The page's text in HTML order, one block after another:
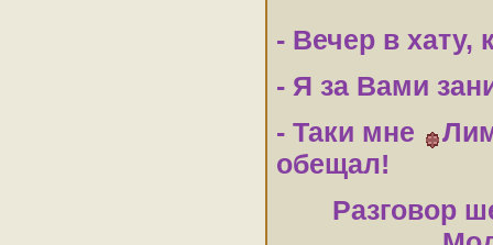
- Вечер в хату,
- Я за Вами
- Таки мне
обещал!
Разговор